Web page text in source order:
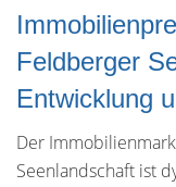
Feldberger
Entwicklung
Der
Seenlandschaft ist